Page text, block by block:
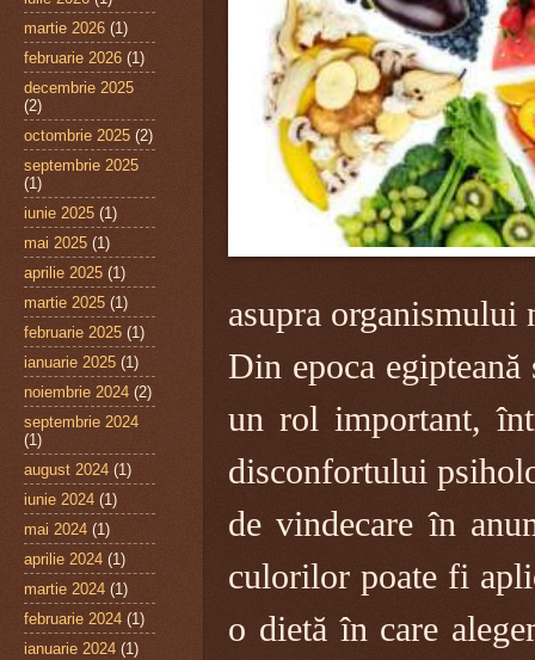
asupra organismului
Din epoca
un rol important,
disconfortului
de vindecare în
culorilor poate fi
o dietă în care
martie 2026 (1)
februarie 2026 (1)
decembrie 2025
(2)
octombrie 2025 (2)
septembrie 2025
(1)
iunie 2025 (1)
mai 2025 (1)
aprilie 2025 (1)
martie 2025 (1)
februarie 2025 (1)
ianuarie 2025 (1)
noiembrie 2024 (2)
septembrie 2024
(1)
august 2024 (1)
iunie 2024 (1)
mai 2024 (1)
aprilie 2024 (1)
martie 2024 (1)
februarie 2024 (1)
ianuarie 2024 (1)